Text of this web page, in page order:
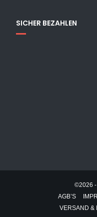
SICHER BEZAHLEN
©2026 -
AGB’S
VERSAND &